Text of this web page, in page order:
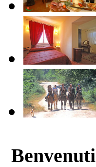
Benvenuti